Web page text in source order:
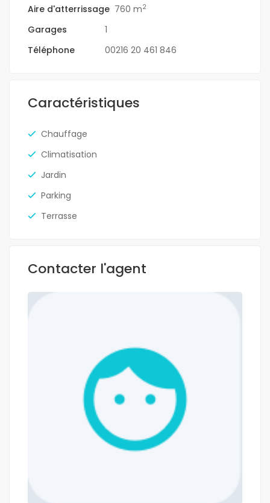
Aire d'atterrissage 760 m2
Garages
1
Téléphone
00216 20 461 846
Caractéristiques
Chauffage
Climatisation
Jardin
Parking
Terrasse
Contacter l'agent